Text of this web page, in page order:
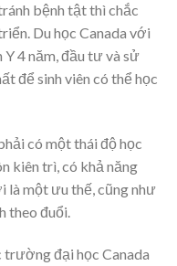
bệnh tật thì chắc
Du học Canada với
Y 4 năm, đầu tư và sử
để sinh viên có thể học
có một thái độ học
kiên trì, có khả năng
là một ưu thế, cũng như
theo đuổi.
đại học Canada